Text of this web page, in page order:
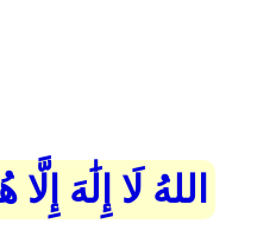
اللهُ لَا إِلَٰهَ